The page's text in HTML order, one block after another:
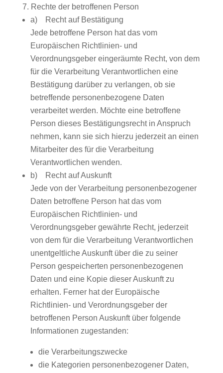
7. Rechte der betroffenen Person
a) Recht auf Bestätigung
Jede betroffene Person hat das vom
Europäischen Richtlinien- und
Verordnungsgeber eingeräumte Recht, von dem
für die Verarbeitung Verantwortlichen eine
Bestätigung darüber zu verlangen, ob sie
betreffende personenbezogene Daten
verarbeitet werden. Möchte eine betroffene
Person dieses Bestätigungsrecht in Anspruch
nehmen, kann sie sich hierzu jederzeit an einen
Mitarbeiter des für die Verarbeitung
Verantwortlichen wenden.
b) Recht auf Auskunft
Jede von der Verarbeitung personenbezogener
Daten betroffene Person hat das vom
Europäischen Richtlinien- und
Verordnungsgeber gewährte Recht, jederzeit
von dem für die Verarbeitung Verantwortlichen
unentgeltliche Auskunft über die zu seiner
Person gespeicherten personenbezogenen
Daten und eine Kopie dieser Auskunft zu
erhalten. Ferner hat der Europäische
Richtlinien- und Verordnungsgeber der
betroffenen Person Auskunft über folgende
Informationen zugestanden:
die Verarbeitungszwecke
die Kategorien personenbezogener Daten,